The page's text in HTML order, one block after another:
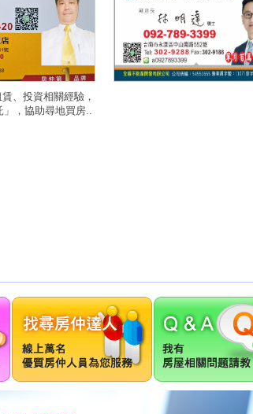
、投資相關經驗，
」，協助尋地買房..